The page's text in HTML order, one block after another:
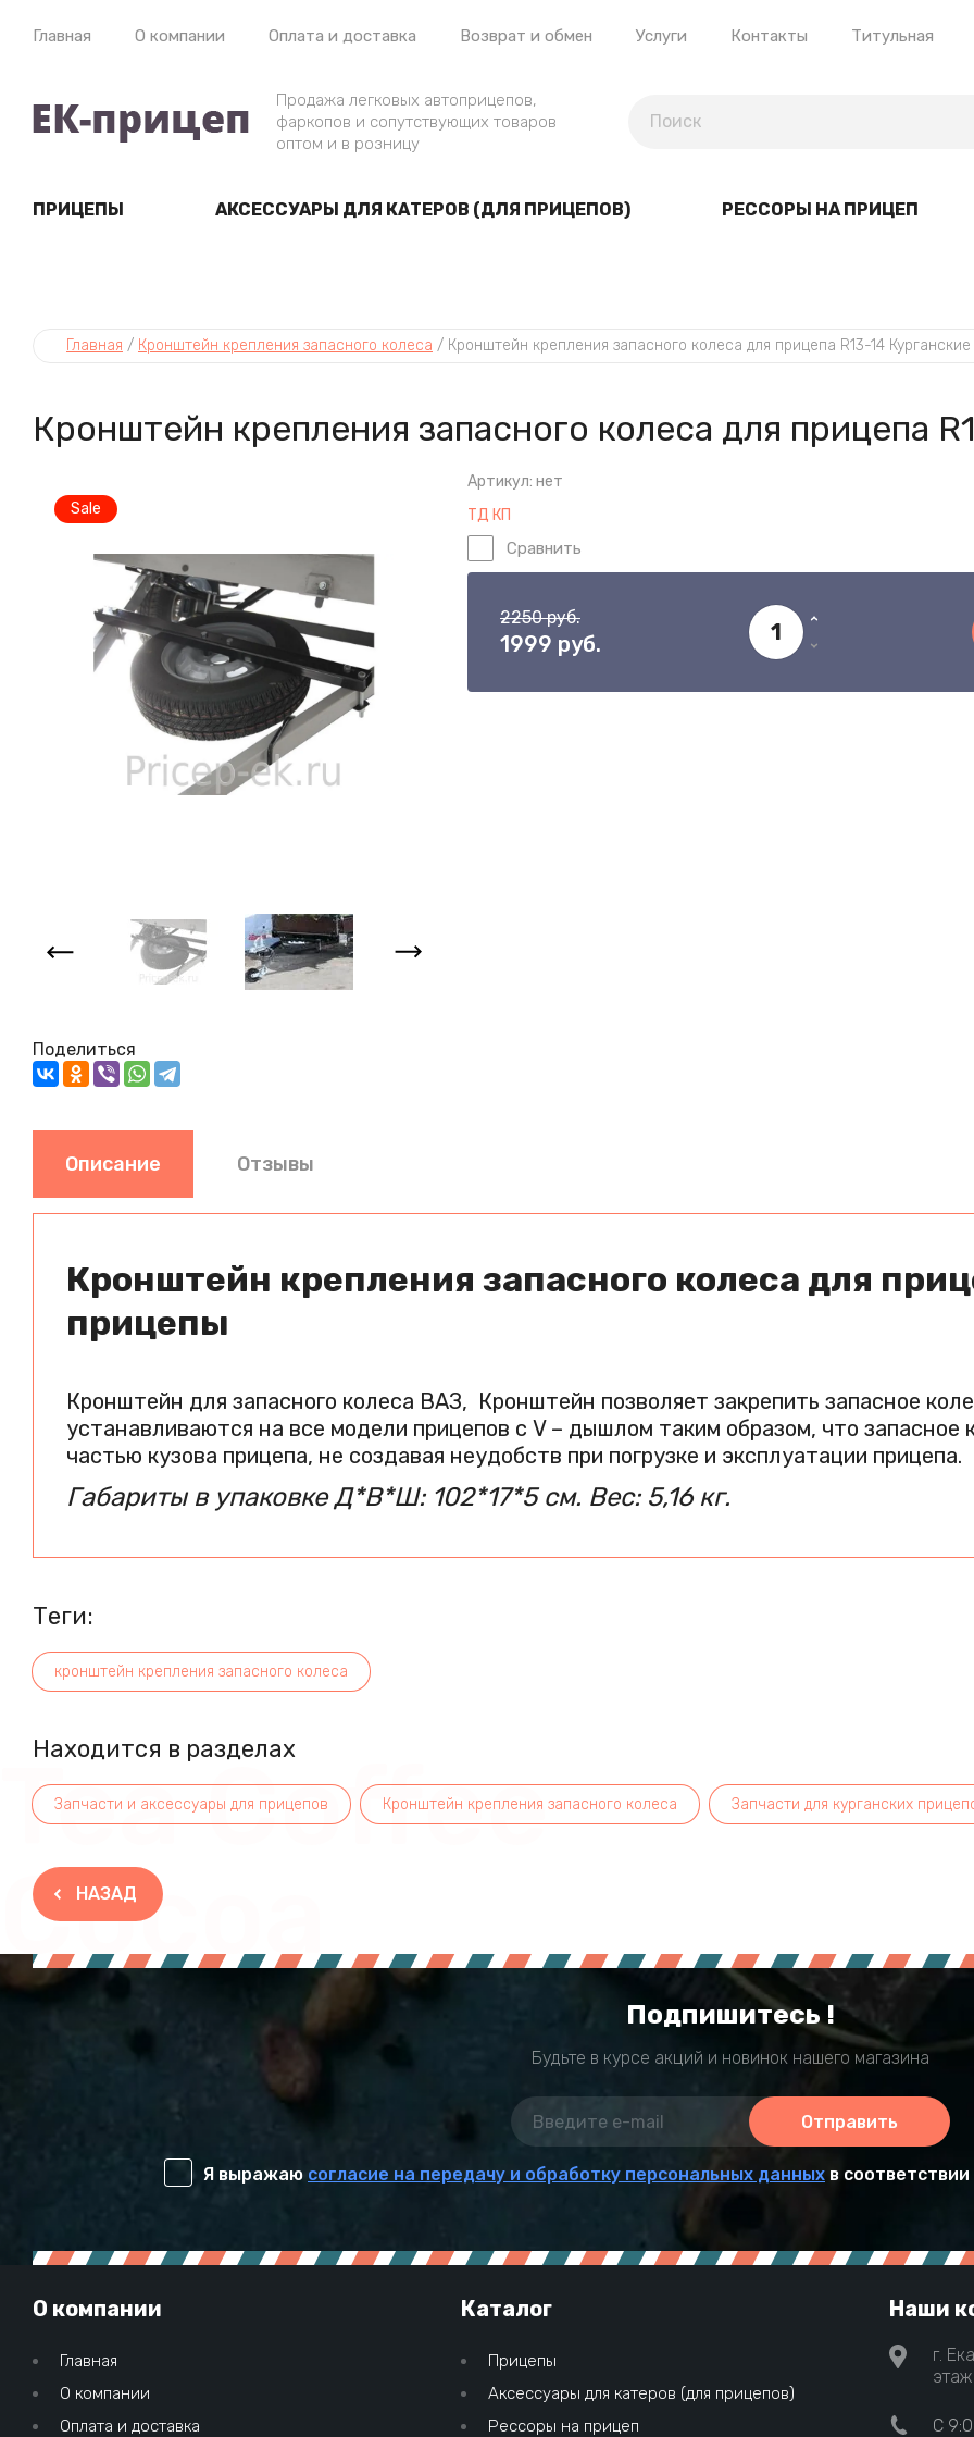
Главная О компании Оплата и доставка Возврат и обмен Услуги Контакты Титульная
Продажа легковых автоприцепов,
фаркопов и сопутствующих товаров
оптом и в розницу
ПРИЦЕПЫ АКСЕССУАРЫ ДЛЯ КАТЕРОВ (ДЛЯ ПРИЦЕПОВ) РЕССОРЫ НА ПРИЦЕП
Главная / Кронштейн крепления запасного колеса / Кронштейн крепления запасного колеса для прицепа R13-14
Кронштейн крепления запасного колеса для прицепа
Sale
Поделиться
Артикул: нет
ТД КП
Сравнить
2250 руб.
1999 руб.
Описание Отзывы
Кронштейн крепления запасного колеса для
прицепы
Кронштейн для запасного колеса ВАЗ, Кронштейн позволяет закрепить запасное
устанавливаются на все модели прицепов с V – дышлом таким образом, что запасное
частью кузова прицепа, не создавая неудобств при погрузке и эксплуатации прицепа.
Габариты в упаковке Д*В*Ш: 102*17*5 см. Вес: 5,16 кг.
теги:
кронштейн крепления запасного колеса
Находится в разделах
Запчасти и аксессуары для прицепов Кронштейн крепления запасного колеса Запчасти для курганских
НАЗАД
Tea Coffee
Cocoa
Подпишитесь !
Будьте в курсе акций и новинок нашего магазина
Я выражаю согласие на передачу и обработку персональных данных в
Отправить
О компании
Главная
О компании
Оплата и доставка
Каталог
Прицепы
Аксессуары для катеров (для прицепов)
Рессоры на прицеп
Наши
г.
C